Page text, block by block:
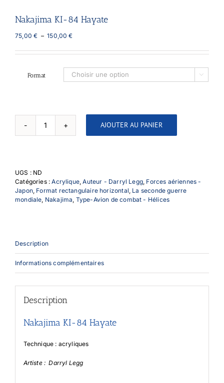
Nakajima KI-84 Hayate
75,00€ – 150,00€Plage
prix :
à
150,00 €
Format 
quantité
de
AJOUTER AU PANIER
UGS : ND
Catégories :Acrylique,Auteur - Darryl Legg, Forces aériennes -
Japon, Format rectangulaire horizontal La seconde guerre
mondiale Nakajima Type-Avion de combat - Hélices
Description
Informations complémentaires
Description
Nakajima KI-84 Hayate
Technique : acryliques
Artiste : Darryl Legg